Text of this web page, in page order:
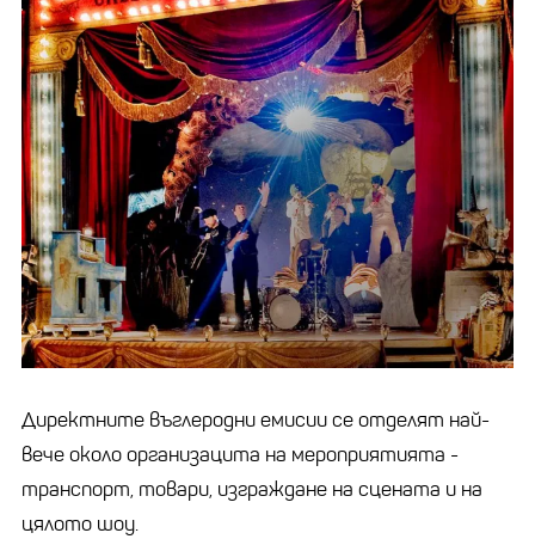
Директните въглеродни емисии се отделят най-
вече около организацита на мероприятията -
транспорт, товари, изграждане на сцената и на
цялото шоу.